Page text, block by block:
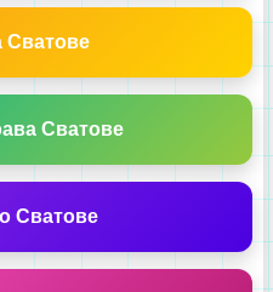
Сватове
Сватове
Сватове